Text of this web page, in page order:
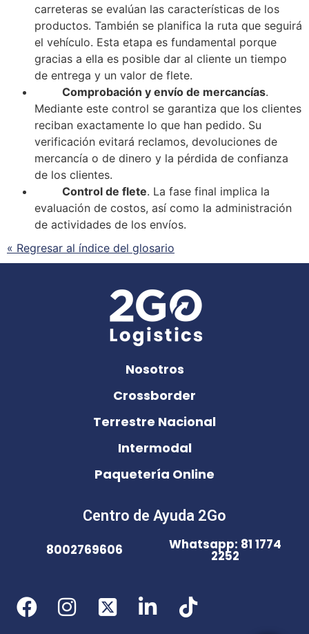
carreteras se evalúan las características de los
productos. También se planifica la ruta que seguirá
el vehículo. Esta etapa es fundamental porque
gracias a ella es posible dar al cliente un tiempo
de entrega y un valor de flete.
Comprobación y envío de mercancías.
Mediante este control se garantiza que los clientes
reciban exactamente lo que han pedido. Su
verificación evitará reclamos, devoluciones de
mercancía o de dinero y la pérdida de confianza
de los clientes.
Control de flete. La fase final implica la
evaluación de costos, así como la administración
de actividades de los envíos.
« Regresar al índice del glosario
Nosotros
Crossborder
Terrestre Nacional
Intermodal
Paquetería Online
Centro de Ayuda 2Go
8002769606 Whatsapp: 81 1774
2252